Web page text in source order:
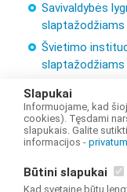
Savivaldybės
Švietimo
Aukštosios
lygmens ŠVIS
Pasižadėjimas
Užpildytas anketas
Slapukai
Informuojame, kad
cookies). Tęsdami
slapukais. Galite
informacijos -
Būtini slapukai
Kad svetainę būtų